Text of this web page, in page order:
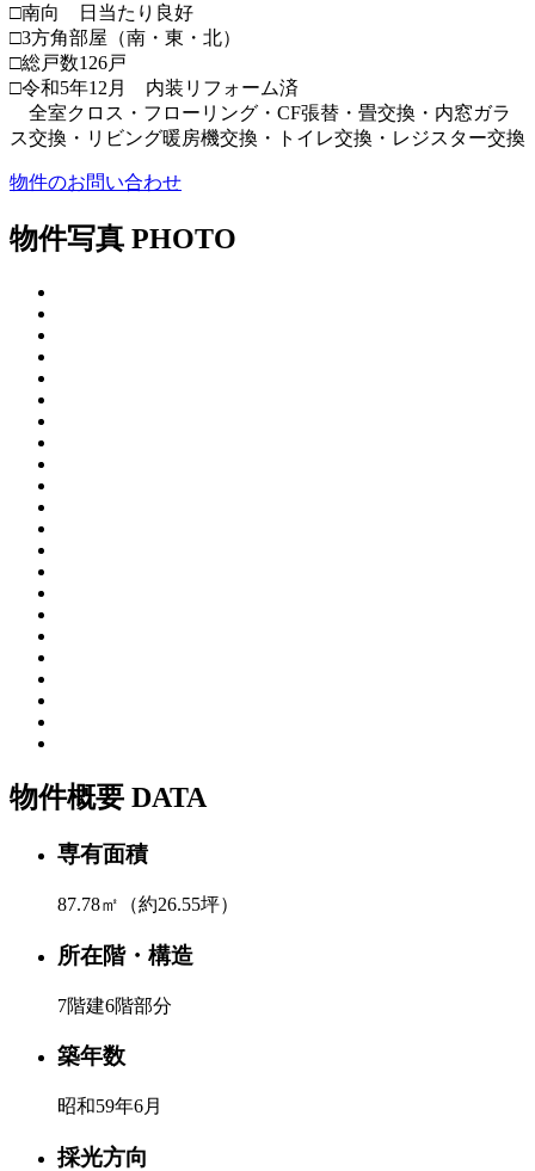
□南向 日当たり良好
□3方角部屋（南・東・北）
□総戸数126戸
□令和5年12月 内装リフォーム済
全室クロス・フローリング・CF張替・畳交換・内窓ガラ
ス交換・リビング暖房機交換・トイレ交換・レジスター交換
物件のお問い合わせ
物件写真 PHOTO
物件概要 DATA
専有面積
87.78㎡（約26.55坪）
所在階・構造
7階建6階部分
築年数
昭和59年6月
採光方向